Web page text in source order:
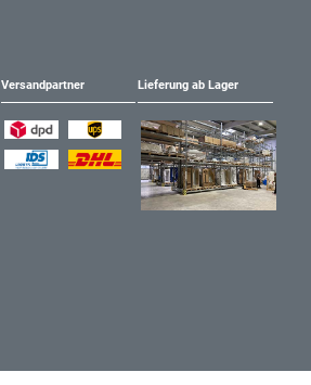
Versandpartner Lieferung ab Lager